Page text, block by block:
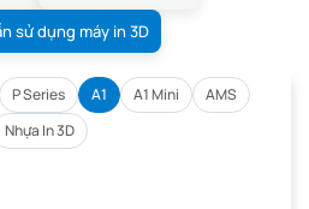
sử dụng máy in 3D
P Series A1 A1 Mini
AMS
Nhựa In 3D